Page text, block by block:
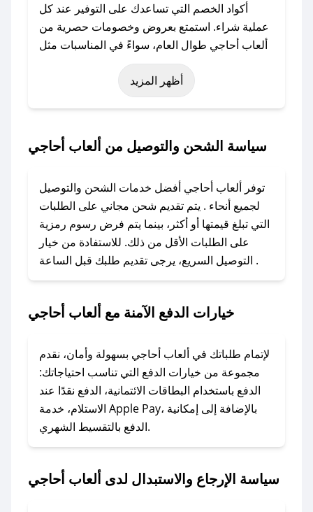
أكواد الخصم التي تساعدك على التوفير عند كل
عملية شراء. استمتع بعروض وخصومات حصرية من
ألعاب أحاجي طوال العام، سواءً في المناسبات مثل
عيد الفطر، عيد الأضحى، الجمعة البيضاء (شهر
نوفمبر)، رمضان، اليوم الوطني، يوم التأسيس، أو
حتى عروض خاصة أخرى.
### كيف تحصل على كود خصم من ألعاب أحاجي؟
باستخدام تطبيق صحصح، يمكنك العثور بسهولة على
الكوبون، تواصل معنا عبر تويتر أو البريد الإلكتروني
لإضافته بسرعة.
### كيفية استخدام كود خصم ألعاب أحاجي؟
1. انسخ كود الخصم من تطبيق صحصح.
2. الصقه في خانة الدفع عند التسوق من ألعاب
أحاجي.
لا تقلق! يمكنك التواصل مع فريق دعم صحصح عبر
الرسائل الخاصة على تويتر أو البريد الإلكتروني،
وسنقوم بحل المشكلة في أسرع وقت ممكن.
### ماذا أفعل إذا لم أجد كود خصم لمتجري
المفضل؟
مراسلتنا مباشرة وسنعمل على توفير الكوبونات في
أظهر المزيد
سياسة الشحن والتوصيل من ألعاب أحاجي
توفر ألعاب أحاجي أفضل خدمات الشحن والتوصيل
لجميع أنحاء . يتم تقديم شحن مجاني على الطلبات
التي تبلغ قيمتها أو أكثر، بينما يتم فرض رسوم رمزية
على الطلبات الأقل من ذلك. للاستفادة من خيار
التوصيل السريع، يرجى تقديم طلبك قبل الساعة .
خيارات الدفع الآمنة مع ألعاب أحاجي
لإتمام طلباتك في ألعاب أحاجي بسهولة وأمان، نقدم
مجموعة من خيارات الدفع التي تناسب احتياجاتك:
الدفع باستخدام البطاقات الائتمانية، الدفع نقدًا عند
الاستلام، خدمة Apple Pay، بالإضافة إلى إمكانية
الدفع بالتقسيط الشهري.
سياسة الإرجاع والاستبدال لدى ألعاب أحاجي